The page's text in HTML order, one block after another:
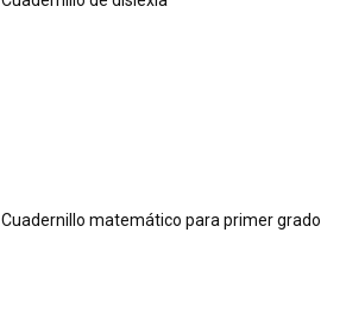
Cuadernillo matemático para primer grado